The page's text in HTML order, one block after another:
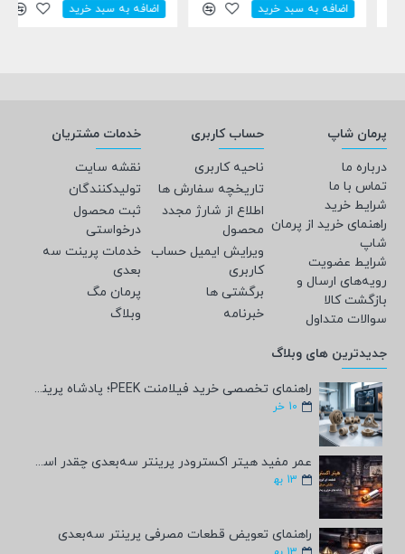
اضافه به سبد خرید اضافه به سبد خرید
پرمان شاپ
درباره ما
تماس با ما
شرایط خرید
راهنمای خرید از پرمان
شاپ
شرایط عضویت
رویه‌های ارسال و
بازگشت کالا
سوالات متداول
حساب کاربری
ناحیه کاربری
تاریخچه سفارش ها
اطلاع از شارژ مجدد
محصول
ویرایش ایمیل حساب
کاربری
برگشتی ها
خبرنامه
خدمات مشتریان
نقشه سایت
تولیدکنندگان
ثبت محصول
درخواستی
خدمات پرینت سه
بعدی
پرمان مگ
وبلاگ
جدیدترین های وبلاگ
راهنمای تخصصی خرید فیلامنت PEEK؛ پادشاه پرینت سه‌بعدی صنعتی و پزشکی + مشخصات فنی
10 خر
عمر مفید هیتر اکسترودر پرینتر سه‌بعدی چقدر است؟
13 به‍
راهنمای تعویض قطعات مصرفی پرینتر سه‌بعدی